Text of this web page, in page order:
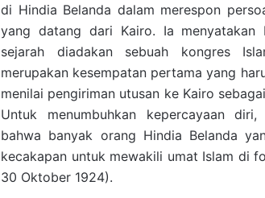
di Hindia Belanda dalam merespon
yang datang dari Kairo. Ia menyatakan
sejarah diadakan sebuah kongres
merupakan kesempatan pertama yang
menilai pengiriman utusan ke Kairo
Untuk menumbuhkan kepercayaan diri,
bahwa banyak orang Hindia Belanda
kecakapan untuk mewakili umat Islam di
30 Oktober 1924).